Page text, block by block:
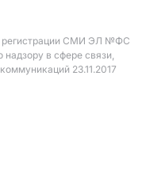
регистрации СМИ ЭЛ №ФС
в сфере связи,
23.11.2017